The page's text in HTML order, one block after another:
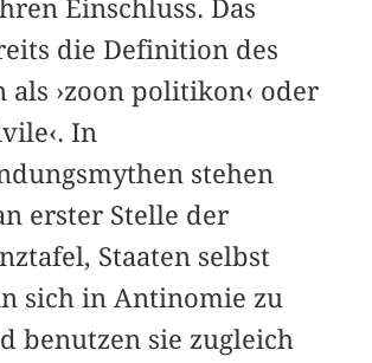
Einschluss. Das
die Definition des
als ›zoon politikon‹ oder
In
stehen
erster Stelle der
Staaten selbst
sich in Antinomie zu
benutzen sie zugleich